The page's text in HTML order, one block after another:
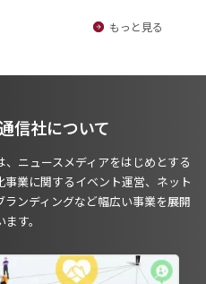
もっと見る
信社について
ニュースメディアをはじめとする
業に関するイベント運営、ネット
ンディングなど幅広い事業を展開
す。